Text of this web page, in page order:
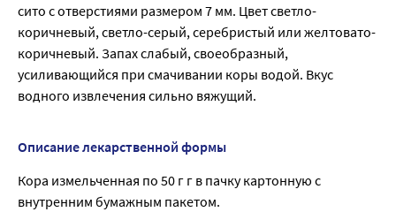
сито с отверстиями размером 7 мм. Цвет светло-
коричневый, светло-серый, серебристый или желтовато-
коричневый. Запах слабый, своеобразный,
усиливающийся при смачивании коры водой. Вкус
водного извлечения сильно вяжущий.
Описание лекарственной формы
Кора измельченная по 50 г г в пачку картонную с
внутренним бумажным пакетом.